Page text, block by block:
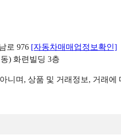
로 976 [자동차매매업정보확인]
) 화련빌딩 3층
며, 상품 및 거래정보, 거래에